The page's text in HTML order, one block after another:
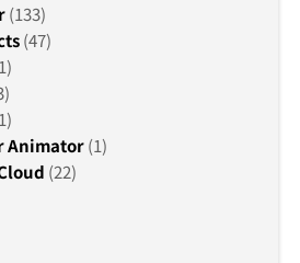
(133)
(47)
Animator(1)
(22)